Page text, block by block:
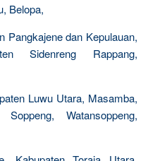
Belopa,
Pangkajene dan Kepulauan,
Sidenreng Rappang,
Luwu Utara, Masamba,
Watansoppeng,